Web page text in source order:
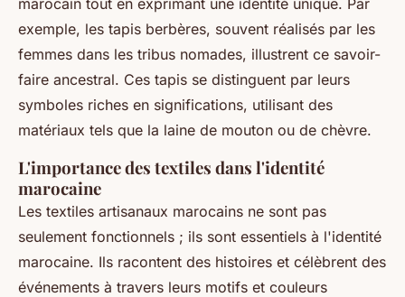
marocain tout en exprimant une identité unique. Par
exemple, les tapis berbères, souvent réalisés par les
femmes dans les tribus nomades, illustrent ce savoir-
faire ancestral. Ces tapis se distinguent par leurs
symboles riches en significations, utilisant des
matériaux tels que la laine de mouton ou de chèvre.
L'importance des textiles dans l'identité
marocaine
Les textiles artisanaux marocains ne sont pas
seulement fonctionnels ; ils sont essentiels à l'identité
marocaine. Ils racontent des histoires et célèbrent des
événements à travers leurs motifs et couleurs